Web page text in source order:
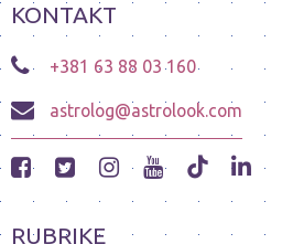
KONTAKT
+381 63 88 03 160
astrolog@astrolook.com
RUBRIKE